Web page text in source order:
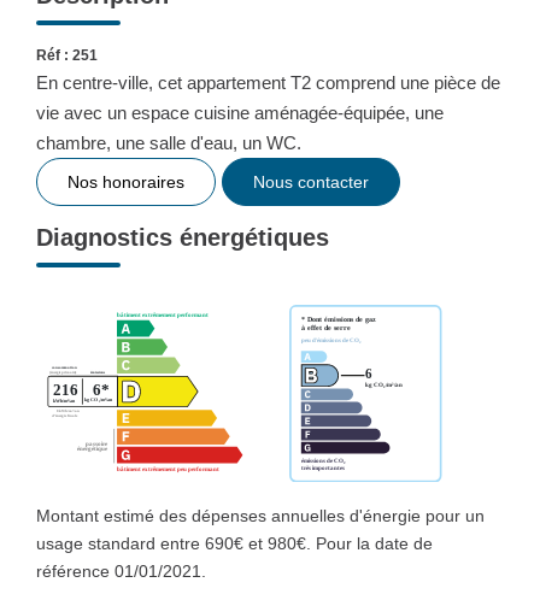
Réf : 251
En centre-ville, cet appartement T2 comprend une pièce de
vie avec un espace cuisine aménagée-équipée, une
chambre, une salle d'eau, un WC.
Nos honoraires Nous contacter
Diagnostics énergétiques
Montant estimé des dépenses annuelles d'énergie pour un
usage standard entre 690€ et 980€. Pour la date de
référence 01/01/2021.